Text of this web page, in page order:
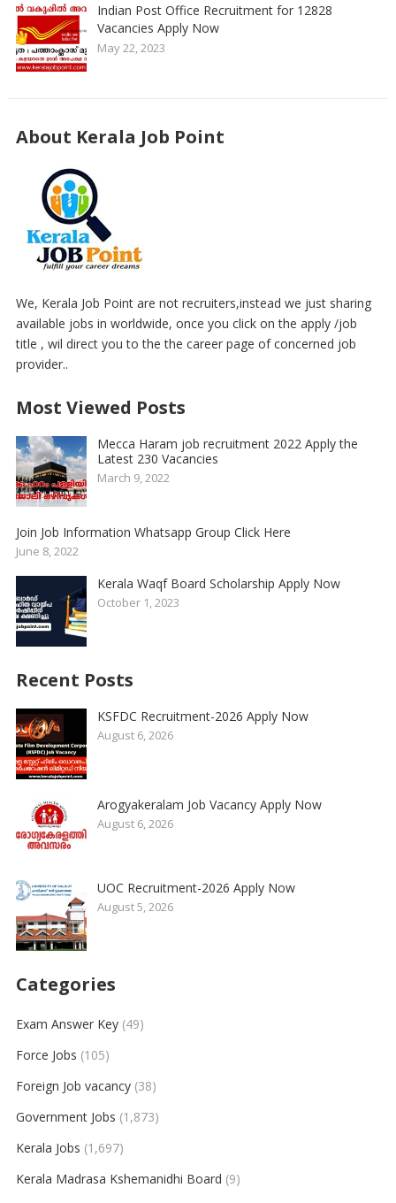
Indian Post Office Recruitment for 12828
Vacancies Apply Now
May 22, 2023
About Kerala Job Point
We, Kerala Job Point are not recruiters,instead we just sharing
available jobs in worldwide, once you click on the apply /job
title , wil direct you to the the career page of concerned job
provider..
Most Viewed Posts
Mecca Haram job recruitment 2022 Apply the
Latest 230 Vacancies
March 9, 2022
Join Job Information Whatsapp Group Click Here
June 8, 2022
Kerala Waqf Board Scholarship Apply Now
October 1, 2023
Recent Posts
KSFDC Recruitment-2026 Apply Now
August 6, 2026
Arogyakeralam Job Vacancy Apply Now
August 6, 2026
UOC Recruitment-2026 Apply Now
August 5, 2026
Categories
Exam Answer Key(49)
Force Jobs (105)
Foreign Job vacancy(38)
Government Jobs (1,873)
Kerala Jobs (1,697)
Kerala Madrasa Kshemanidhi Board (9)